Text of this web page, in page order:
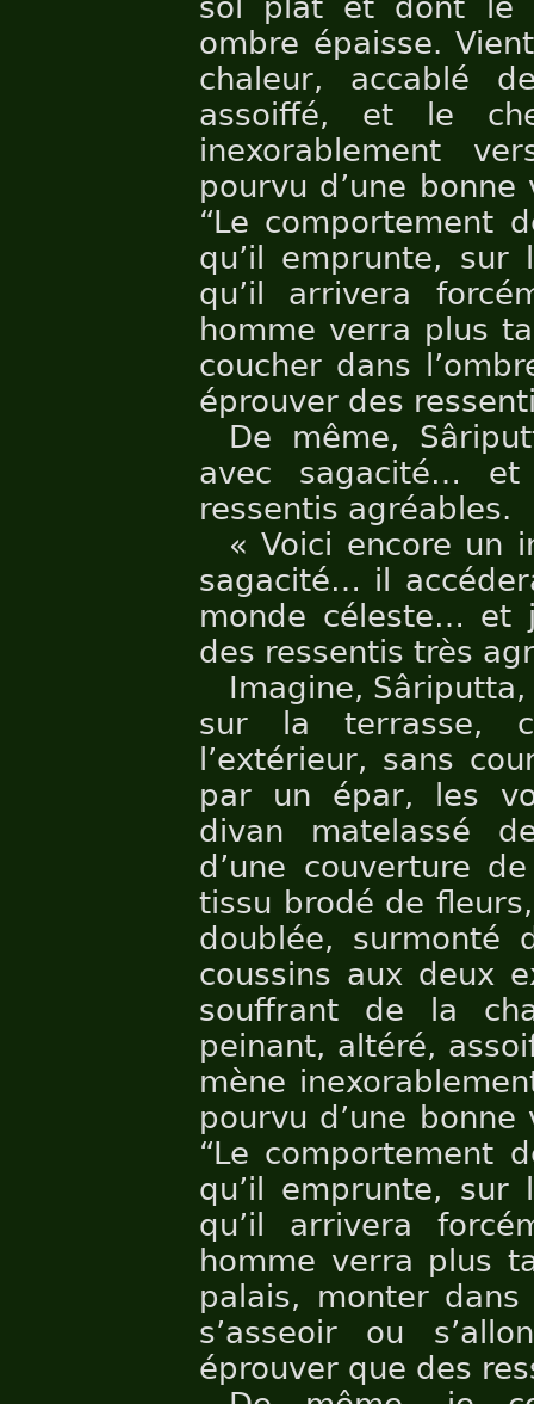
sol plat et dont le
ombre épaisse.
chaleur, accablé
assoiffé, et le
inexorablement
pourvu d’une
“Le comportement
qu’il emprunte,
qu’il arrivera
homme verra plus
coucher dans
éprouver des
De même,
avec sagacité…
ressentis agréables.
« Voici encore un
sagacité… il
monde céleste… et
des ressentis très
Imagine,
sur la terrasse,
l’extérieur, sans
par un épar, les
divan matelassé
d’une couverture
tissu brodé de
doublée,
coussins aux deux
souffrant de la
peinant, altéré,
mène
pourvu d’une
“Le comportement
qu’il emprunte,
qu’il arrivera
homme verra plus
palais, monter
s’asseoir ou
éprouver que des